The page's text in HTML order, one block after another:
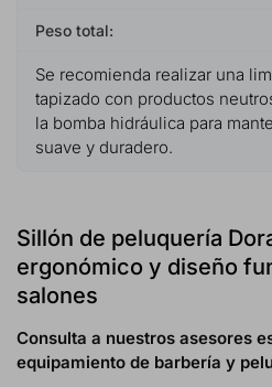
Peso total:
Se recomienda realizar una
tapizado con productos
la bomba hidráulica para
suave y duradero.
Sillón de peluquería
ergonómico y diseño
salones
Consulta a nuestros asesores
equipamiento de barbería y